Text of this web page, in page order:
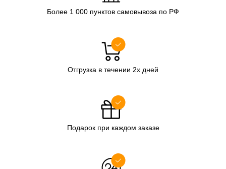
Более 1 000 пунктов самовывоза по РФ
Отгрузка в течении 2х дней
Подарок при каждом заказе